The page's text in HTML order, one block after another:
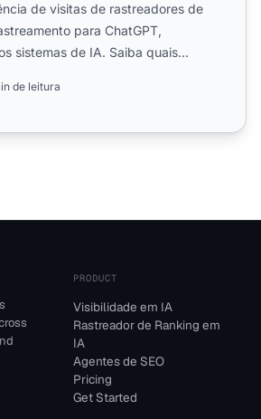
de visitas de rastreadores de
para ChatGPT,
sistemas de IA. Saiba quais
de leitura
PRODUCT
Visibilidade em IA
Rastreador de Ranking em
IA
Agentes de SEO
Pricing
Get Started